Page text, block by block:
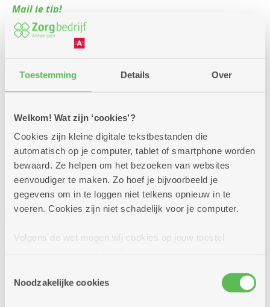
Toestemming Details Over
Welkom! Wat zijn ‘cookies’?
Cookies zijn kleine digitale tekstbestanden die
automatisch op je computer, tablet of smartphone worden
bewaard. Ze helpen om het bezoeken van websites
eenvoudiger te maken. Zo hoef je bijvoorbeeld je
gegevens om in te loggen niet telkens opnieuw in te
voeren. Cookies zijn niet schadelijk voor je computer.
Volgens de wet mogen wij cookies op jouw toestel
cookies hebben we jouw toestemming nodig. Sommige
cookies worden geplaatst door derde partijen die een
Noodzakelijke cookies
Mail je tip!
Terug naar overzicht
collega's